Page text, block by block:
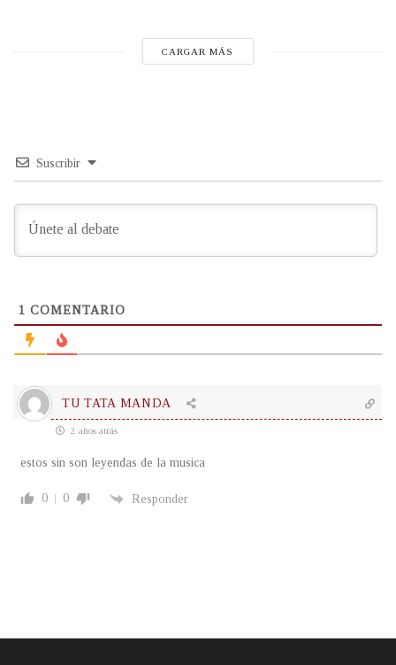
CARGAR MÁS
Suscribir
1 COMENTARIO
TU TATA MANDA
2 años atrás
estos sin son leyendas de la musica
0 0 Responder